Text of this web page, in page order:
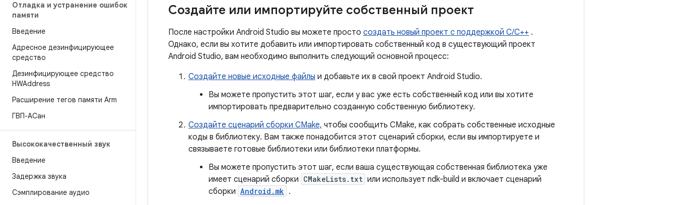
Отладка и устранение ошибок
памяти
Введение
Адресное дезинфицирующее
средство
Дезинфицирующее средство
HWAddress
Расширение тегов памяти Arm
ГВП-АСан
Высококачественный звук
Введение
Задержка звука
Сэмплирование аудио
Создайте или импортируйте собственный проект
После настройки Android Studio вы можете просто создать новый проект с поддержкой C/C++ .
Однако, если вы хотите добавить или импортировать собственный код в существующий проект
Android Studio, вам необходимо выполнить следующий основной процесс:
Создайте новые исходные файлы и добавьте их в свой проект Android Studio.
Вы можете пропустить этот шаг, если у вас уже есть собственный код или вы хотите
импортировать предварительно созданную собственную библиотеку.
Создайте сценарий сборки CMake, чтобы сообщить CMake, как собрать собственные исходные
коды в библиотеку. Вам также понадобится этот сценарий сборки, если вы импортируете и
связываете готовые библиотеки или библиотеки платформы.
Вы можете пропустить этот шаг, если ваша существующая собственная библиотека уже
имеет сценарий сборки CMakeLists.txt или использует ndk-build и включает сценарий
сборки Android.mk .